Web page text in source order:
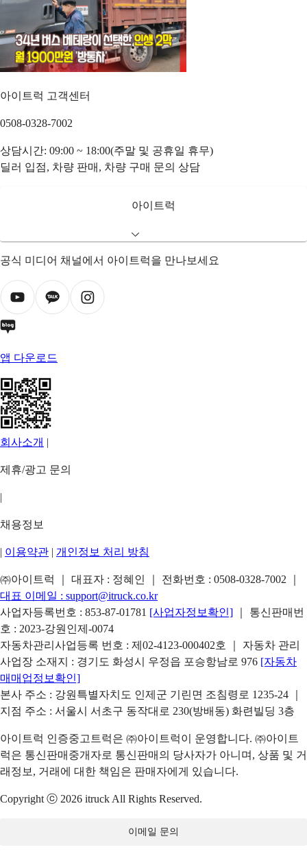
아이트럭 고객센터
0508-0328-7002
상담시간: 09:00 ~ 18:00(주말 및 공휴일 휴무)
딜러 입점, 차량 판매, 차량 구매 문의 상담
아이트럭
공식 미디어 채널에서 아이트럭을 만나보세요
앱 다운로드
회사소개 |
제휴/광고 문의
|
채용정보
| 이용약관 | 개인정보 처리 방침
㈜아이트럭 ｜ 대표자 : 정혜인 ｜ 전화번호 : 0508-0328-7002
대표 이메일 : support@itruck.co.kr
사업자등록번호 : 853-87-01781 [사업자정보확인]
｜ 통신판매번
호 : 2023-강원인제-0074
자동차관리사업등록 번호 : 제02-4123-000402호 ｜ 자동차 관리
사업장 소재지 : 경기도 화성시 우정읍 포승항남로 976 [자동차
매매업정보확인]
본사 주소 : 강원특별자치도 인제군 기린면 조침령로 1235-24 ｜
지점 주소 : 서울시 서초구 동작대로 230(방배동) 화련빌딩 3층
아이트럭 인증중고트럭은 ㈜아이트럭이 운영합니다. ㈜아이트
럭은 통신판매중개자로 통신판매의 당사자가 아니며, 상품 및 거
래정보, 거래에 대한 책임은 판매자에게 있습니다.
Copyright ⓒ 2026 itruck All Rights Reserved.
이메일 문의